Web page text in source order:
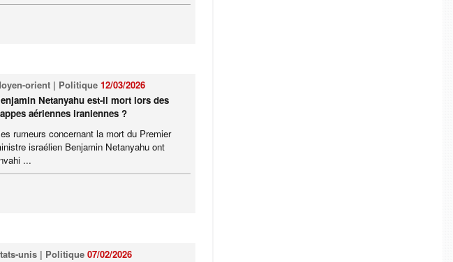
orient | Politique 12/03/2026
Netanyahu est-il mort lors des
aériennes iraniennes ?
rumeurs concernant la mort du Premier
israélien Benjamin Netanyahu ont
...
unis | Politique 07/02/2026